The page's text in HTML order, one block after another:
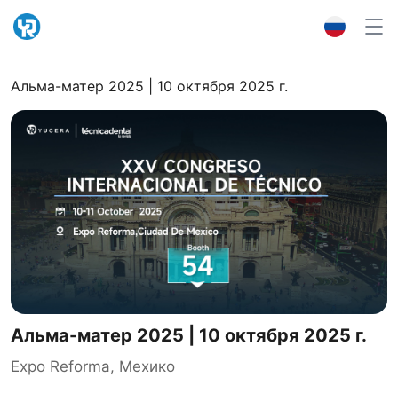
Альма-матер 2025 | 10 октября 2025 г.
Альма-матер 2025 | 10 октября 2025 г.
Expo Reforma, Мехико